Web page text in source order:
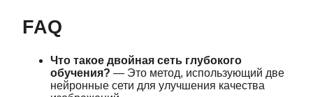
FAQ
Что такое двойная сеть глубокого
обучения? — Это метод, использующий две
нейронные сети для улучшения качества